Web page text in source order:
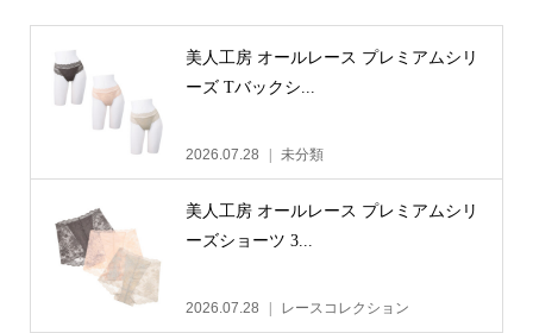
美人工房 オールレース プレミアムシリ
ーズ Tバックシ...
2026.07.28 未分類
美人工房 オールレース プレミアムシリ
ーズショーツ 3...
2026.07.28 レースコレクション